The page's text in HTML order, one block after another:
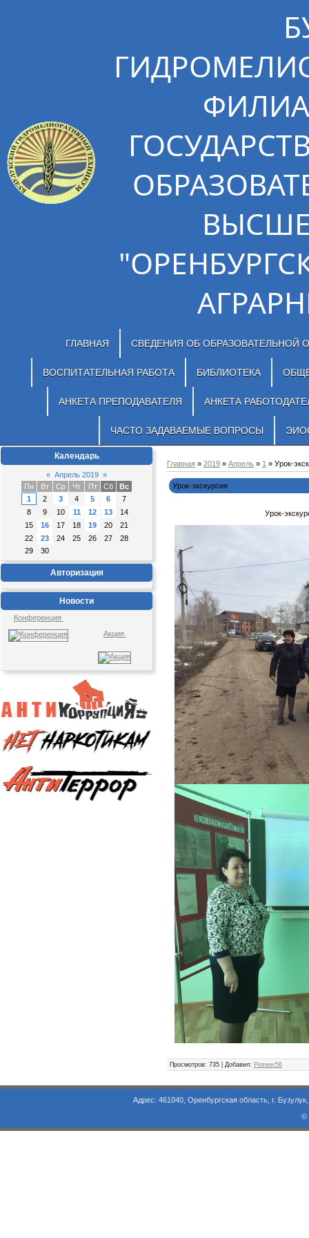
ГЛАВНАЯ СВЕДЕНИЯ ОБ ОБРАЗОВАТЕЛЬНОЙ
ВОСПИТАТЕЛЬНАЯ РАБОТА БИБЛИОТЕКА
АНКЕТА ПРЕПОДАВАТЕЛЯ АНКЕТА
ЧАСТО ЗАДАВАЕМЫЕ ВОПРОСЫ
Календарь
« Апрель 2019 »
Пн
Вт Ср Чт Пт Сб
Вс
1
2 3 4 5 6
7
8
9 10 11 12 13
14
15
16 17 18 19 20
21
22
23 24 25 26 27
28
29
30
Авторизация
Новости
Конференция
Акция
Главная » 2019 » Апрель » 1 » Урок-
Урок-экскурсия
Урок-
Просмотров: 735 | Добавил: Pioneer56
Адрес: 461040, Оренбургская область, г. Бузулук, ул.
©